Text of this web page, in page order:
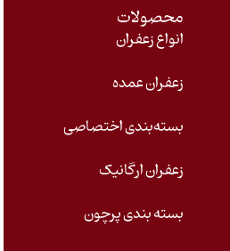
محصولات
انواع زعفران
زعفران عمده
بسته‌بندی اختصاصی
زعفران ارگانیک
بسته بندی پرچون